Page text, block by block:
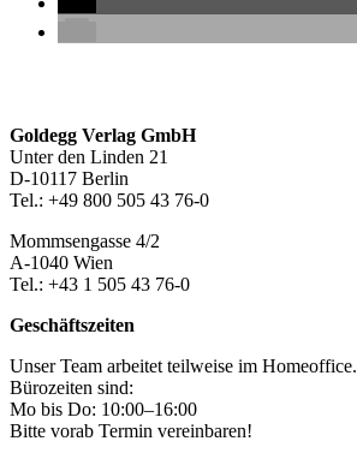
Footer-
Section
Goldegg Verlag GmbH
Unter den Linden 21
D-10117 Berlin
Tel.: +49 800 505 43 76-0
Mommsengasse 4/2
A-1040 Wien
Tel.: +43 1 505 43 76-0
Geschäftszeiten
Unser Team arbeitet teilweise im Homeoffice.
Bürozeiten sind:
Mo bis Do: 10:00–16:00
Bitte vorab Termin vereinbaren!